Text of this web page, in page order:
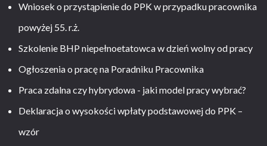
Wniosek o przystąpienie do PPK w przypadku pracownika
powyżej 55. r.ż.
Szkolenie BHP niepełnoetatowca w dzień wolny od pracy
Ogłoszenia o pracę na Poradniku Pracownika
Praca zdalna czy hybrydowa - jaki model pracy wybrać?
Deklaracja o wysokości wpłaty podstawowej do PPK –
wzór